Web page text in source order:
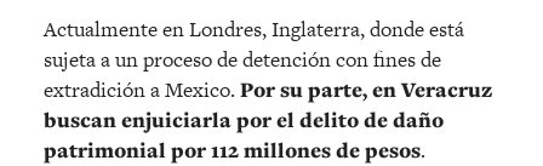
Actualmente en Londres, Inglaterra, donde está
sujeta a un proceso de detención con fines de
extradición a Mexico. Por su parte, en Veracruz
buscan enjuiciarla por el delito de daño
patrimonial por 112 millones de pesos.